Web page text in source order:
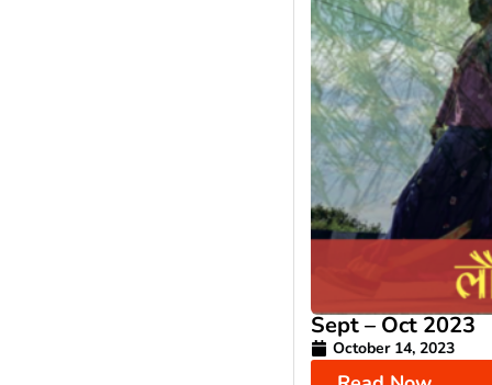
Sept – Oct 2023
October 14, 2023